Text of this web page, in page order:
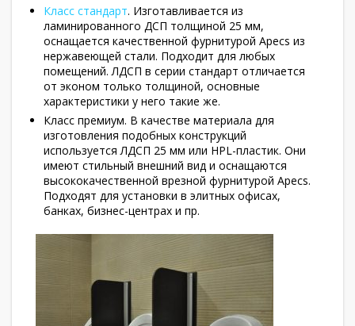
Класс стандарт. Изготавливается из
ламинированного ДСП толщиной 25 мм,
оснащается качественной фурнитурой Apecs из
нержавеющей стали. Подходит для любых
помещений. ЛДСП в серии стандарт отличается
от эконом только толщиной, основные
характеристики у него такие же.
Класс премиум. В качестве материала для
изготовления подобных конструкций
используется ЛДСП 25 мм или HPL-пластик. Они
имеют стильный внешний вид и оснащаются
высококачественной врезной фурнитурой Apecs.
Подходят для установки в элитных офисах,
банках, бизнес-центрах и пр.